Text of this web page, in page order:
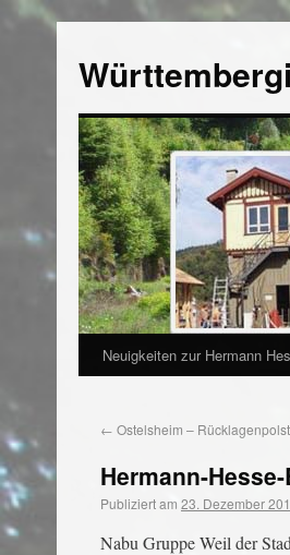
Neuigkeiten zur Hermann
← Ostelsheim –
Hermann-
Publiziert am 23. Dezember
Nabu Gruppe Weil der